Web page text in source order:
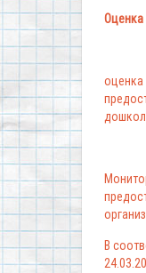
Оценка
оценка
В